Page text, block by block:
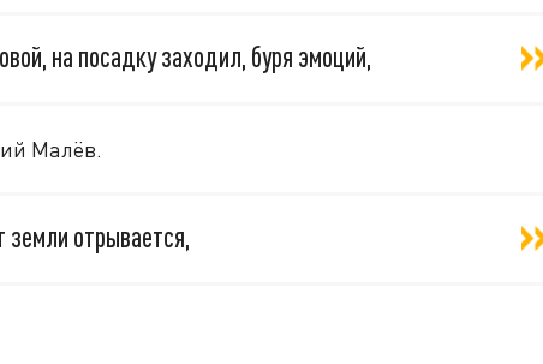
на посадку заходил, буря эмоций,
Малёв.
отрывается,